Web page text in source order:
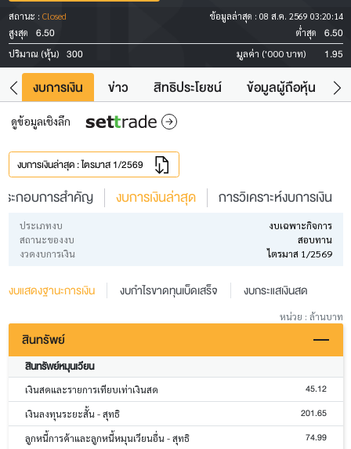
สถานะ : Closed ข้อมูลล่าสุด : 08 ส.ค. 2569 03:20:14
สูงสุด
6.50 ต่ำสุด 6.50
ปริมาณ (หุ้น) 300 มูลค่า ('000 บาท) 1.95
งบการเงิน ข่าว สิทธิประโยชน์ ข้อมูลผู้ถือหุ้น
ดูข้อมูลเชิงลึก
งบการเงินล่าสุด : ไตรมาส 1/2569
ะกอบการสำคัญ งบการเงินล่าสุด การวิเคราะห์งบการเงิน
ประเภทงบ
งบเฉพาะกิจการ
สถานะของงบ
สอบทาน
งวดงบการเงิน
ไตรมาส 1/2569
งบแสดงฐานะการเงิน งบกำไรขาดทุนเบ็ดเสร็จ งบกระแสเงินสด
หน่วย : ล้านบาท
สินทรัพย์
สินทรัพย์หมุนเวียน
เงินสดและรายการเทียบเท่าเงินสด 45.12
เงินลงทุนระยะสั้น - สุทธิ 201.65
ลูกหนี้การค้าและลูกหนี้หมุนเวียนอื่น - สุทธิ 74.99